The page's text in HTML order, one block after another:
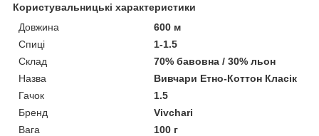
Користувальницькі характеристики
Довжина
600 м
Спиці
1-1.5
Склад
70% бавовна / 30% льон
Назва
Вивчари Етно-Коттон Класік
Гачок
1.5
Бренд
Vivchari
Вага
100 г